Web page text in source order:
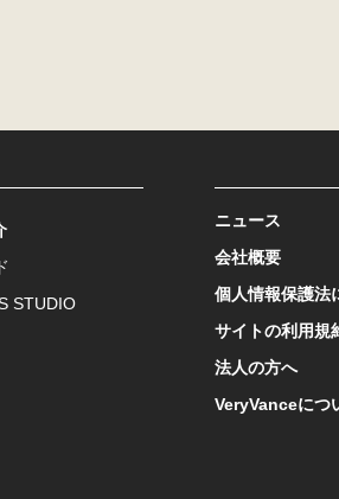
を負うものではありません。
る著作権その他の権利は、当社または当
れる範囲を超えて、無断で使用（複製、
した場合には、その内容に関する著作権
STUDIO
ニュース
会社概要
個人情報保護法
サイトの利用規
法人の方へ
VeryVanceにつ